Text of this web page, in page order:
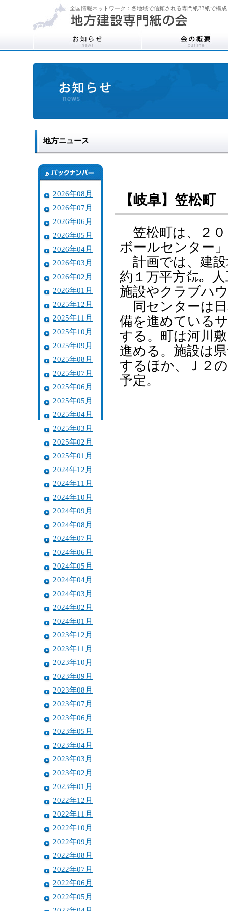
全国情報ネットワーク：各地域で信頼される専門紙33紙で構成
地方ニュース
2026年08月
2026年07月
2026年06月
2026年05月
2026年04月
2026年03月
2026年02月
2026年01月
2025年12月
2025年11月
2025年10月
2025年09月
2025年08月
2025年07月
2025年06月
2025年05月
2025年04月
2025年03月
2025年02月
2025年01月
2024年12月
2024年11月
2024年10月
2024年09月
2024年08月
2024年07月
2024年06月
2024年05月
2024年04月
2024年03月
2024年02月
2024年01月
2023年12月
2023年11月
2023年10月
2023年09月
2023年08月
2023年07月
2023年06月
2023年05月
2023年04月
2023年03月
2023年02月
2023年01月
2022年12月
2022年11月
2022年10月
2022年09月
2022年08月
2022年07月
2022年06月
2022年05月
【岐阜】笠松
笠松町は、２０
ボールセンター
計画では、建設
約１万平方㍍。
施設やクラブハ
同センターは日
備を進めている
する。町は河川
進める。施設は
するほか、Ｊ２
予定。